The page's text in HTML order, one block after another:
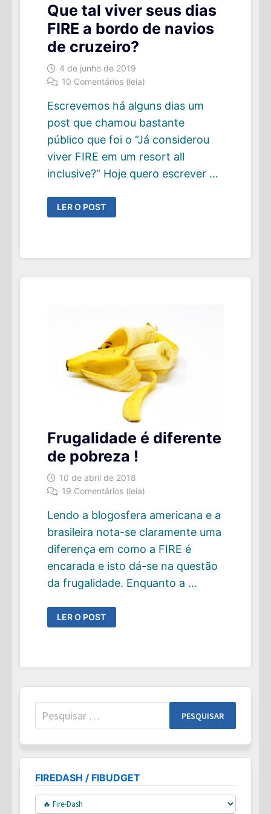
Que tal viver seus dias
FIRE a bordo de navios
de cruzeiro?
4 de junho de 2019
10 Comentários (leia)
Escrevemos há alguns dias um
post que chamou bastante
público que foi o “Já considerou
viver FIRE em um resort all
inclusive?“ Hoje quero escrever …
QUE
TAL
VIVER
BORDO
NAVIOS
LER O POST
Frugalidade é diferente
de pobreza !
10 de abril de 2018
19 Comentários (leia)
Lendo a blogosfera americana e a
brasileira nota-se claramente uma
diferença em como a FIRE é
encarada e isto dá-se na questão
da frugalidade. Enquanto a …
FRUGALIDADE
É
DIFERENTE
LER O POST
Pesquisar
por:
FIREDASH / FIBUDGET